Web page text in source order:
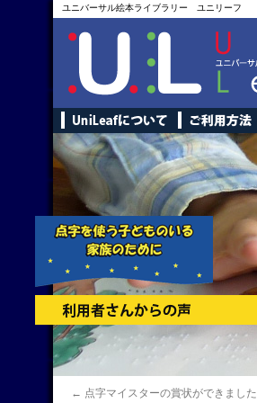
ユニバーサル絵本ライブラリー ユニリーフ
← 点字マイスターの賞状ができました